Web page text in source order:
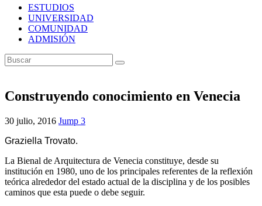
ESTUDIOS
UNIVERSIDAD
COMUNIDAD
ADMISIÓN
Construyendo conocimiento en Venecia
30 julio, 2016 Jump 3
Graziella Trovato.
La Bienal de Arquitectura de Venecia constituye, desde su
institución en 1980, uno de los principales referentes de la reflexión
teórica alrededor del estado actual de la disciplina y de los posibles
caminos que esta puede o debe seguir.